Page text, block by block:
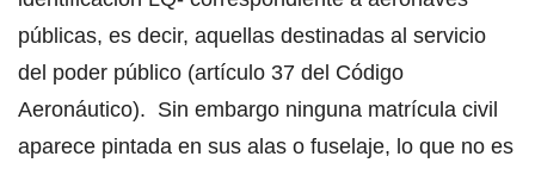
públicas, es decir, aquellas destinadas al servicio
del poder público (artículo 37 del Código
Aeronáutico). Sin embargo ninguna matrícula civil
aparece pintada en sus alas o fuselaje, lo que no es